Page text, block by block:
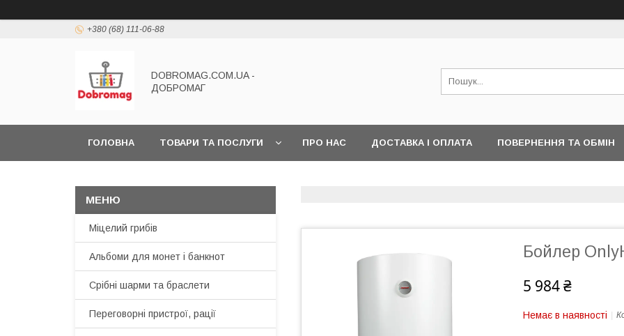
+380 (68) 111-06-88
DOBROMAG.COM.UA -
ДОБРОМАГ
ГОЛОВНА ТОВАРИ ТА ПОСЛУГИ ПРО НАС ДОСТАВКА І ОПЛАТА ПОВЕРНЕННЯ ТА ОБМІН
Бойлер
5 984 ₴
Немає в наявності
Міцелий грибів
Альбоми для монет і банкнот
Срібні шарми та браслети
Переговорні пристрої, рації